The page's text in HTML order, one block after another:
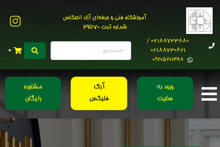
آموزشگاه فنی و حرفه‌ای آزاد انعکاس
شماره ثبت 29570
02188733880 /
02188730621
0۹۲۰۵۲۰۱۳۸۸
0
ورود به
سایت
آرک
فلیکس
مشاوره
رایگان